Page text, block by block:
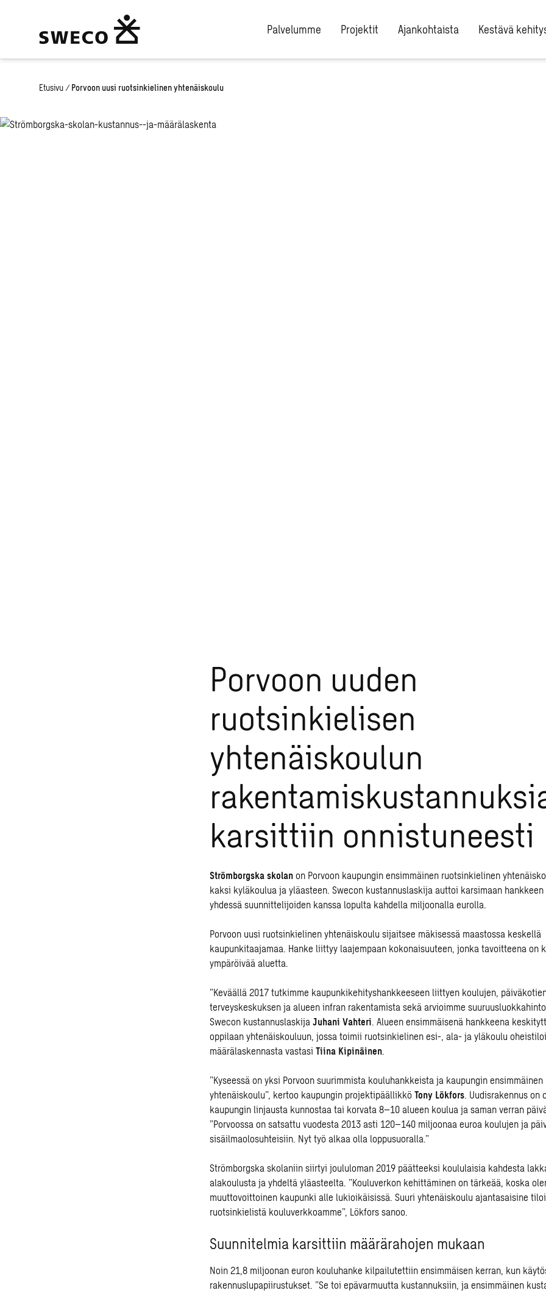
Palvelumme Projektit Ajankohtaista Kestävä
Etusivu / Porvoon uusi ruotsinkielinen yhtenäiskoulu
Porvoon uuden
ruotsinkielisen
yhtenäiskoulun
karsittiin onnistuneesti
Strömborgska skolan on Porvoon kaupungin ensimmäinen ruotsinkielinen
kaksi kyläkoulua ja yläasteen. Swecon kustannuslaskija auttoi karsimaan
yhdessä suunnittelijoiden kanssa lopulta kahdella miljoonalla eurolla.
Porvoon uusi ruotsinkielinen yhtenäiskoulu sijaitsee mäkisessä maastossa keskellä
kaupunkitaajamaa. Hanke liittyy laajempaan kokonaisuuteen, jonka tavoitteena on
ympäröivää aluetta.
”Keväällä 2017 tutkimme kaupunkikehityshankkeeseen liittyen koulujen,
terveyskeskuksen ja alueen infran rakentamista sekä arvioimme
Swecon kustannuslaskija Juhani Vahteri. Alueen ensimmäisenä hankkeena
oppilaan yhtenäiskouluun, jossa toimii ruotsinkielinen esi-, ala- ja yläkoulu
määrälaskennasta vastasi Tiina Kipinäinen.
”Kyseessä on yksi Porvoon suurimmista kouluhankkeista ja kaupungin
yhtenäiskoulu”, kertoo kaupungin projektipäällikkö Tony Lökfors. Uudisrakennus on
kaupungin linjausta kunnostaa tai korvata 8–10 alueen koulua ja saman verran
”Porvoossa on satsattu vuodesta 2013 asti 120–140 miljoonaa euroa koulujen ja
sisäilmaolosuhteisiin. Nyt työ alkaa olla loppusuoralla.”
Strömborgska skolaniin siirtyi joululoman 2019 päätteeksi koululaisia kahdesta
alakoulusta ja yhdeltä yläasteelta. ”Kouluverkon kehittäminen on tärkeää, koska
muuttovoittoinen kaupunki alle lukioikäisissä. Suuri yhtenäiskoulu ajantasaisine
ruotsinkielistä kouluverkkoamme”, Lökfors sanoo.
Suunnitelmia karsittiin määrärahojen mukaan
Noin 21,8 miljoonan euron kouluhanke kilpailutettiin ensimmäisen kerran, kun
rakennuslupapiirustukset. ”Se toi epävarmuutta kustannuksiin, ja ensimmäinen